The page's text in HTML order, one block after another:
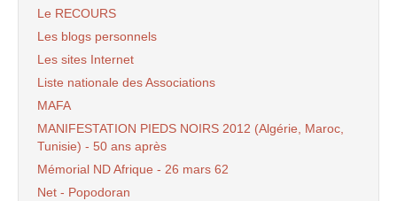
Le RECOURS
Les blogs personnels
Les sites Internet
Liste nationale des Associations
MAFA
MANIFESTATION PIEDS NOIRS 2012 (Algérie, Maroc,
Tunisie) - 50 ans après
Mémorial ND Afrique - 26 mars 62
Net - Popodoran